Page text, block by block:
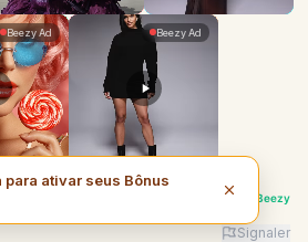
Powered byI am Beezy
| Ad: Best Deals | CTA: Signaler
para ativar seus Bônus